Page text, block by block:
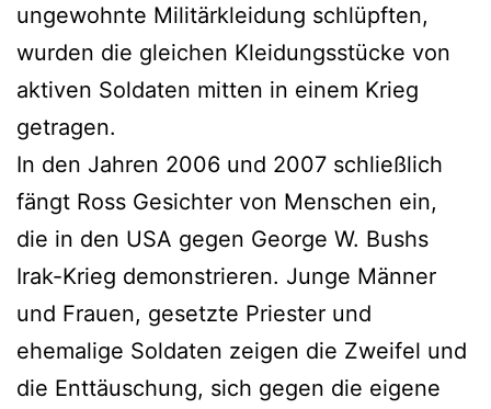
ungewohnte Militärkleidung schlüpften,
wurden die gleichen Kleidungsstücke von
aktiven Soldaten mitten in einem Krieg
getragen.
In den Jahren 2006 und 2007 schließlich
fängt Ross Gesichter von Menschen ein,
die in den USA gegen George W. Bushs
Irak-Krieg demonstrieren. Junge Männer
und Frauen, gesetzte Priester und
ehemalige Soldaten zeigen die Zweifel und
die Enttäuschung, sich gegen die eigene